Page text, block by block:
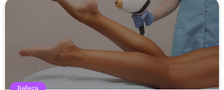
Belleza